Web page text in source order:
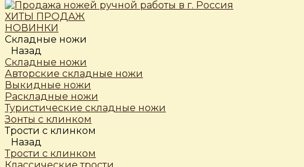
ХИТЫ ПРОДАЖ
НОВИНКИ
Складные ножи
Назад
Складные ножи
Авторские складные ножи
Выкидные ножи
Раскладные ножи
Туристические складные ножи
Зонты с клинком
Трости c клинком
Назад
Трости c клинком